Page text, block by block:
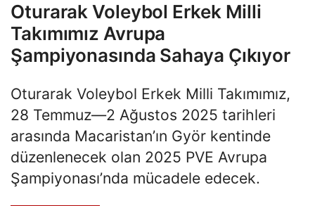
Oturarak Voleybol Erkek Milli
Takımımız Avrupa
Şampiyonasında Sahaya Çıkıyor
Oturarak Voleybol Erkek Milli Takımımız,
28 Temmuz—2 Ağustos 2025 tarihleri
arasında Macaristan’ın Györ kentinde
düzenlenecek olan 2025 PVE Avrupa
Şampiyonası’nda mücadele edecek.